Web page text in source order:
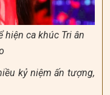
hiện ca khúc Tri ân
kỷ niệm ấn tượng,